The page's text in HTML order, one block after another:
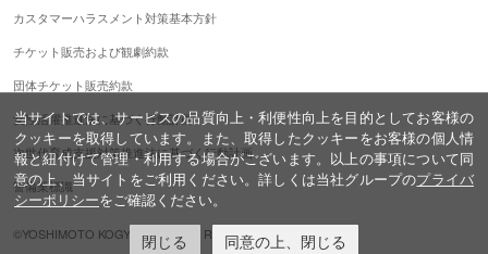
カスタマーハラスメント対策基本方針
チケット販売および観劇約款
団体チケット販売約款
女性活躍推進法に基づく行動計画
次世代育成支援対策推進法に基づく行動計画
警備業標識
©YOSHIMOTO KOGYO,ALL Rights Reserved.
当サイトでは、サービスの品質向上・利便性向上を目的としてお客様の
クッキーを取得しています。また、取得したクッキーをお客様の個人情
報と紐付けて管理・利用する場合がございます。以上の事項について同
意の上、当サイトをご利用ください。詳しくは当社グループのプライバ
シーポリシーをご確認ください。
閉じる 同意の上、閉じる